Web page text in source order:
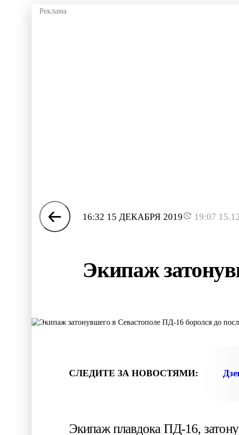
16:32 15 ДЕКАБРЯ 2019 19:07
Экипаж
СЛЕДИТЕ ЗА НОВОСТЯМИ:
Экипаж плавдока ПД-16,